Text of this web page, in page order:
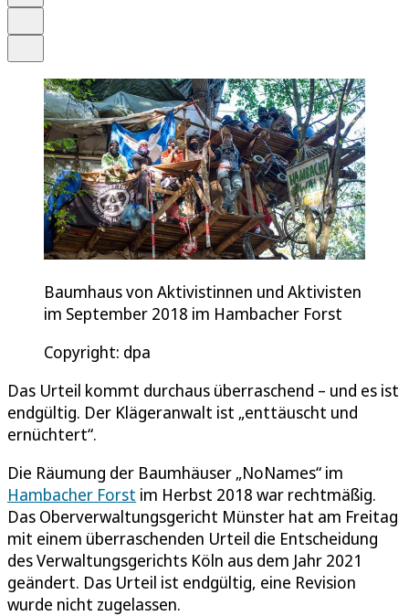
Baumhaus von Aktivistinnen und Aktivisten
im September 2018 im Hambacher Forst
Copyright: dpa
Das Urteil kommt durchaus überraschend – und es ist
endgültig. Der Klägeranwalt ist „enttäuscht und
ernüchtert“.
Die Räumung der Baumhäuser „NoNames“ im
Hambacher Forst im Herbst 2018 war rechtmäßig.
Das Oberverwaltungsgericht Münster hat am Freitag
mit einem überraschenden Urteil die Entscheidung
des Verwaltungsgerichts Köln aus dem Jahr 2021
geändert. Das Urteil ist endgültig, eine Revision
wurde nicht zugelassen.